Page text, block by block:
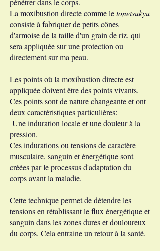
pénétrer dans le corps.
La moxibustion directe comme letonetsukyu
consiste à fabriquer de petits cônes
d'armoise de la taille d'un grain de riz, qui
sera appliquée sur une protection ou
directement sur ma peau.
Les points où la moxibustion directe est
appliquée doivent être des points vivants.
Ces points sont de nature changeante et ont
deux caractéristiques particulières:
Une induration locale et une douleur à la
pression.
Ces indurations ou tensions de caractère
musculaire, sanguin et énergétique sont
créées par le processus d'adaptation du
corps avant la maladie.
Cette technique permet de détendre les
tensions en rétablissant le flux énergétique et
sanguin dans les zones dures et douloureux
du corps. Cela entraine un retour à la santé.